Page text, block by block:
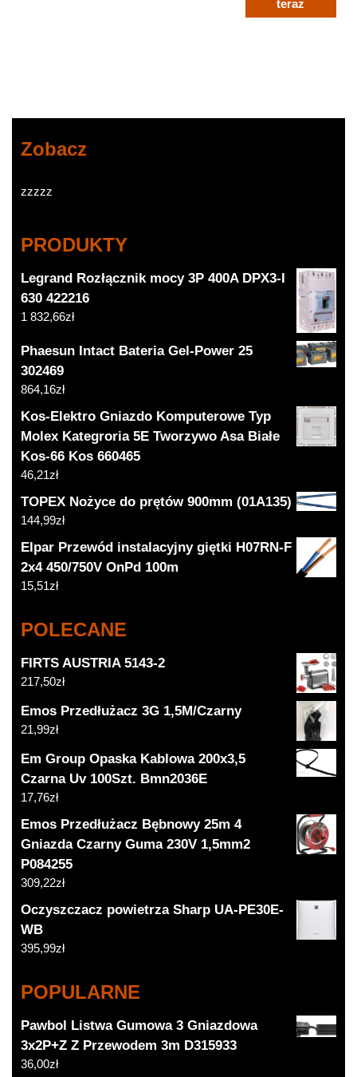
teraz
Zobacz
zzzzz
PRODUKTY
Legrand Rozłącznik mocy 3P 400A DPX3-I
630 422216
1 832,66zł
Phaesun Intact Bateria Gel-Power 25
302469
864,16zł
Kos-Elektro Gniazdo Komputerowe Typ
Molex Kategroria 5E Tworzywo Asa Białe
Kos-66 Kos 660465
46,21zł
TOPEX Nożyce do prętów 900mm (01A135)
144,99zł
Elpar Przewód instalacyjny giętki H07RN-F
2x4 450/750V OnPd 100m
15,51zł
POLECANE
FIRTS AUSTRIA 5143-2
217,50zł
Emos Przedłużacz 3G 1,5M/Czarny
21,99zł
Em Group Opaska Kablowa 200x3,5
Czarna Uv 100Szt. Bmn2036E
17,76zł
Emos Przedłużacz Bębnowy 25m 4
Gniazda Czarny Guma 230V 1,5mm2
P084255
309,22zł
Oczyszczacz powietrza Sharp UA-PE30E-
WB
395,99zł
POPULARNE
Pawbol Listwa Gumowa 3 Gniazdowa
3x2P+Z Z Przewodem 3m D315933
36,00zł